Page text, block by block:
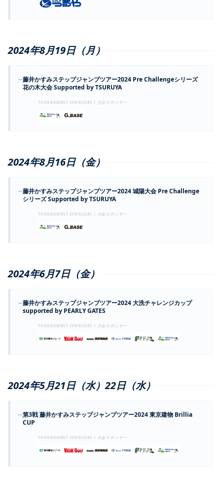
2024年8月19日（月）
--藤井かすみステップジャンプツアー2024 Pre Challengeシリーズ
花の木大会 Supported by TSURUYA
TOURNAMENT SPONSORS / 大会スポンサー
2024年8月16日（金）
--藤井かすみステップジャンプツアー2024 城陽大会 Pre Challenge
シリーズ Supported by TSURUYA
TOURNAMENT SPONSORS / 大会スポンサー
2024年6月7日（金）
--藤井かすみステップジャンプツアー2024 大洗チャレンジカップ
supported by PEARLY GATES
TOURNAMENT SPONSORS / 大会スポンサー
2024年5月21日（水）22日（水）
--第3戦 藤井かすみステップジャンプツアー2024 東京建物 Brillia
CUP
TOURNAMENT SPONSORS / 大会スポンサー